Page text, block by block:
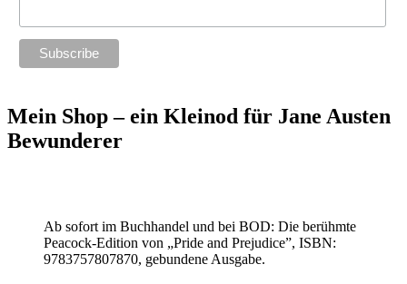
Mein Shop – ein Kleinod für Jane Austen
Bewunderer
Ab sofort im Buchhandel und bei BOD: Die berühmte
Peacock-Edition von „Pride and Prejudice”, ISBN:
9783757807870, gebundene Ausgabe.